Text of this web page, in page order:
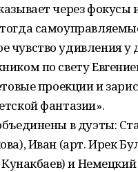
через
удивления у
по свету
проекции и
фантазии».
в дуэты:
Иван (арт. Ирек
и